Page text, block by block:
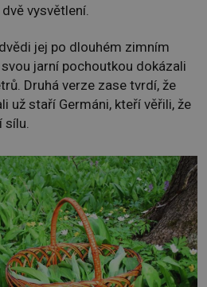
vysvětlení.
jej po dlouhém zimním
jarní pochoutkou dokázali
Druhá verze zase tvrdí, že
už staří Germáni, kteří věřili, že